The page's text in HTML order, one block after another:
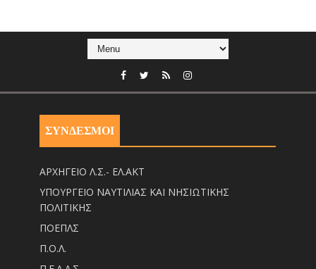
ΣΥΝΔΕΣΜΟΙ
ΑΡΧΗΓΕΙΟ Λ.Σ.- ΕΛ.ΑΚΤ
ΥΠΟΥΡΓΕΙΟ ΝΑΥΤΙΛΙΑΣ ΚΑΙ ΝΗΣΙΩΤΙΚΗΣ
ΠΟΛΙΤΙΚΗΣ
ΠΟΕΠΛΣ
Π.Ο.Λ.